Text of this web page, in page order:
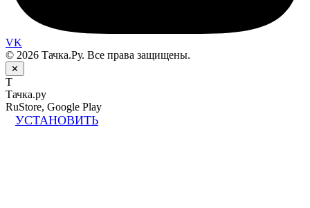
VK
© 2026 Тачка.Ру. Все права защищены.
✕
Т
Тачка.ру
RuStore, Google Play
УСТАНОВИТЬ